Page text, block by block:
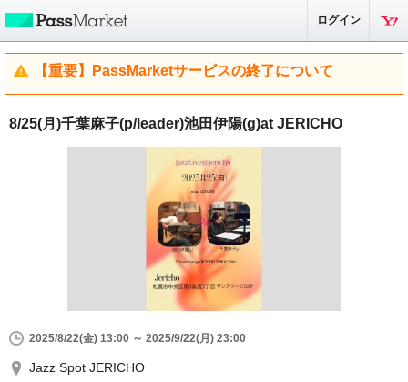
ログイン
【重要】PassMarketサービスの終了について
8/25(月)千葉麻子(p/leader)池田伊陽(g)at JERICHO
2025/8/22(金) 13:00 ～ 2025/9/22(月) 23:00
Jazz Spot JERICHO